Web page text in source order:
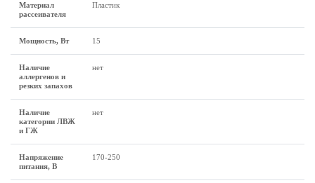
Материал
рассеивателя
Пластик
Мощность, Вт 15
Наличие
аллергенов и
резких запахов
нет
Наличие
категории ЛВЖ
и ГЖ
нет
Напряжение
питания, В
170-250